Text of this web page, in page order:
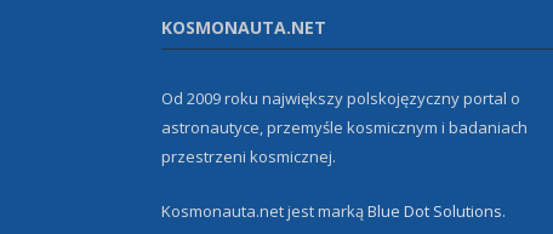
KOSMONAUTA.NET
Od 2009 roku największy polskojęzyczny portal o
astronautyce, przemyśle kosmicznym i badaniach
przestrzeni kosmicznej.
Kosmonauta.net jest markąBlue Dot Solutions.